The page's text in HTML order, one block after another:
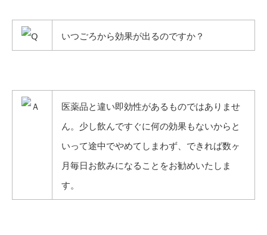
いつごろから効果が出るのですか？
医薬品と違い即効性があるものではありませ
ん。少し飲んですぐに何の効果もないからと
いって途中でやめてしまわず、できれば数ヶ
月毎日お飲みになることをお勧めいたしま
す。